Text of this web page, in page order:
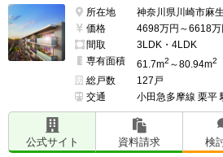
所在地
神奈川県川崎市麻
価格
4698万円～6618万
間取
3LDK・4LDK
専有面積
61.7m2 ～80.94m2
総戸数
127戸
交通
小田急多摩線 栗平
公式サイト 資料請求 検